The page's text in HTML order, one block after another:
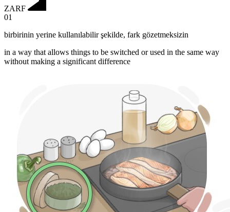
ZARF
01
birbirinin yerine kullanılabilir şekilde, fark gözetmeksizin
in a way that allows things to be switched or used in the same way
without making a significant difference